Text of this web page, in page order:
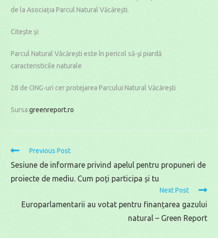
de la Asociația Parcul Natural Văcărești.
Citește și:
Parcul Natural Văcărești este în pericol să-și piardă
caracteristicile naturale
28 de ONG-uri cer protejarea Parcului Natural Văcărești
Sursa:greenreport.ro
Read
more
articles
Previous Post
Sesiune de informare privind apelul pentru propuneri de
proiecte de mediu. Cum poți participa și tu
Next Post
Europarlamentarii au votat pentru finanțarea gazului
natural – Green Report